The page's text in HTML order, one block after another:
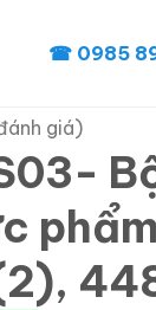
☎ 0985
giá)